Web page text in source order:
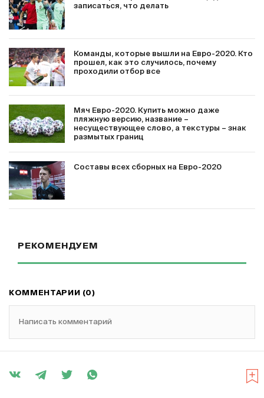
записаться, что делать
Команды, которые вышли на Евро-2020. Кто
прошел, как это случилось, почему
проходили отбор все
Мяч Евро-2020. Купить можно даже
пляжную версию, название –
несуществующее слово, а текстуры – знак
размытых границ
Составы всех сборных на Евро-2020
РЕКОМЕНДУЕМ
КОММЕНТАРИИ (0)
Написать комментарий